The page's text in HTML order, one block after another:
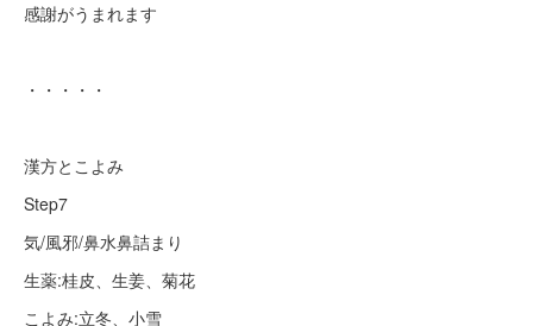
感謝がうまれます
・・・・・
漢方とこよみ
Step7
気/風邪/鼻水鼻詰まり
生薬:桂皮、生姜、菊花
こよみ:立冬、小雪